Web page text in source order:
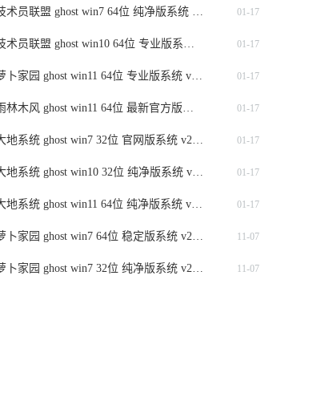
01-17
01-17
01-17
01-17
01-17
01-17
01-17
11-07
11-07